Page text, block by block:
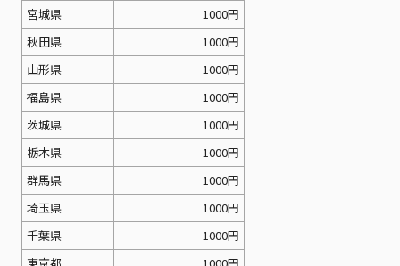
宮城県
1000円
秋田県
1000円
山形県
1000円
福島県
1000円
茨城県
1000円
栃木県
1000円
群馬県
1000円
埼玉県
1000円
千葉県
1000円